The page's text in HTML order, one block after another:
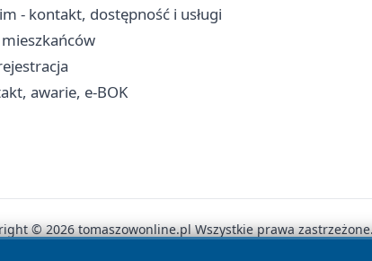
- kontakt, dostępność i usługi
awarie, e-BOK
© 2026 tomaszowonline.pl Wszystkie prawa